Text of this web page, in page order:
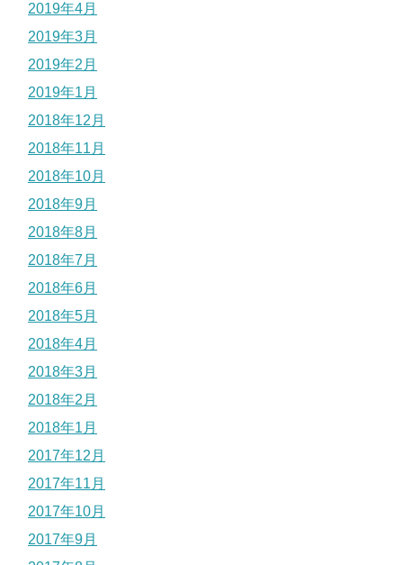
2019年4月
2019年3月
2019年2月
2019年1月
2018年12月
2018年11月
2018年10月
2018年9月
2018年8月
2018年7月
2018年6月
2018年5月
2018年4月
2018年3月
2018年2月
2018年1月
2017年12月
2017年11月
2017年10月
2017年9月